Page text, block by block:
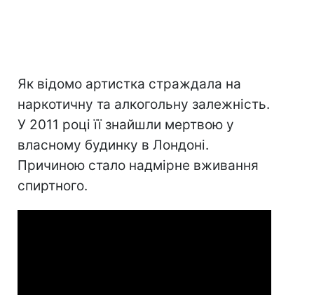
Як відомо артистка страждала на
наркотичну та алкогольну залежність.
У 2011 році її знайшли мертвою у
власному будинку в Лондоні.
Причиною стало надмірне вживання
спиртного.